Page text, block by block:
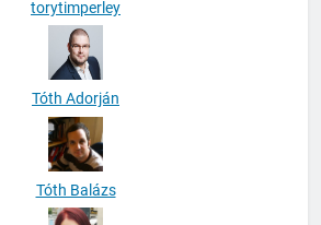
Tóth Adorján
Tóth Balázs